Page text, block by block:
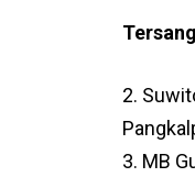
2.
3. MB